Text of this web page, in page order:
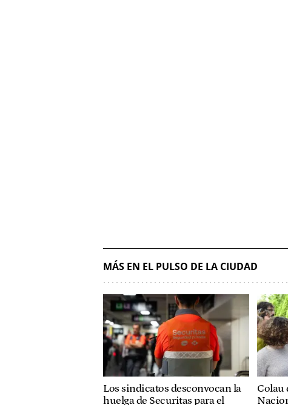
MÁS EN EL PULSO DE LA CIUDAD
Los sindicatos desconvocan la
huelga de Securitas para el
Colau